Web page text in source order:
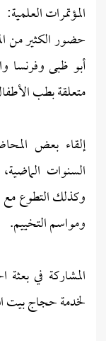
المؤتمرات العلمية:
حضور الكثير من
أبو ظبى وفرنسا
متعلقة بطب
إلقاء بعض
السنوات
وكذلك التطوع مع
ومواسم التخييم.
المشاركة في
لخدمة حجاج بيت